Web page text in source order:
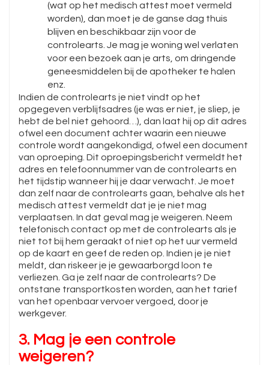
(wat op het medisch attest moet vermeld
worden), dan moet je de ganse dag thuis
blijven en beschikbaar zijn voor de
controlearts. Je mag je woning wel verlaten
voor een bezoek aan je arts, om dringende
geneesmiddelen bij de apotheker te halen
enz.
Indien de controlearts je niet vindt op het
opgegeven verblijfsadres (je was er niet, je sliep, je
hebt de bel niet gehoord…), dan laat hij op dit adres
ofwel een document achter waarin een nieuwe
controle wordt aangekondigd, ofwel een document
van oproeping. Dit oproepingsbericht vermeldt het
adres en telefoonnummer van de controlearts en
het tijdstip wanneer hij je daar verwacht. Je moet
dan zelf naar de controlearts gaan, behalve als het
medisch attest vermeldt dat je je niet mag
verplaatsen. In dat geval mag je weigeren. Neem
telefonisch contact op met de controlearts als je
niet tot bij hem geraakt of niet op het uur vermeld
op de kaart en geef de reden op. Indien je je niet
meldt, dan riskeer je je gewaarborgd loon te
verliezen. Ga je zelf naar de controlearts? De
ontstane transportkosten worden, aan het tarief
van het openbaar vervoer vergoed, door je
werkgever.
3. Mag je een controle
weigeren?